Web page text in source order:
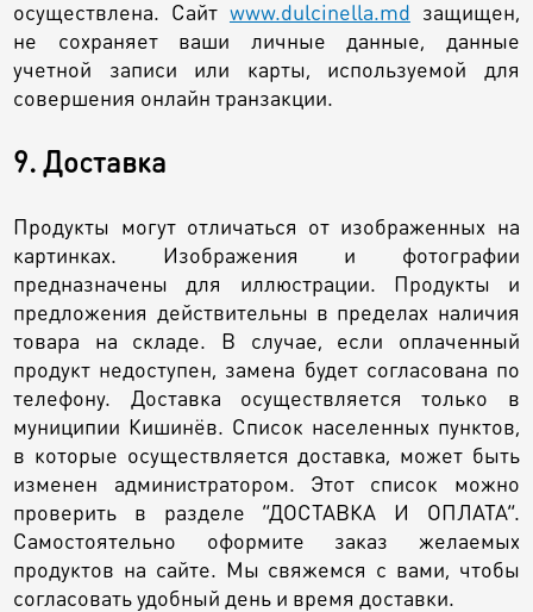
осуществлена. Сайт www.dulcinella.md защищен,
не сохраняет ваши личные данные, данные
учетной записи или карты, используемой для
совершения онлайн транзакции.
9. Доставка
Продукты могут отличаться от изображенных на
картинках. Изображения и фотографии
предназначены для иллюстрации. Продукты и
предложения действительны в пределах наличия
товара на складе. В случае, если оплаченный
продукт недоступен, замена будет согласована по
телефону. Доставка осуществляется только в
муниципии Кишинёв. Список населенных пунктов,
в которые осуществляется доставка, может быть
изменен администратором. Этот список можно
проверить в разделе “ДОСТАВКА И ОПЛАТА”.
Самостоятельно оформите заказ желаемых
продуктов на сайте. Мы свяжемся с вами, чтобы
согласовать удобный день и время доставки.